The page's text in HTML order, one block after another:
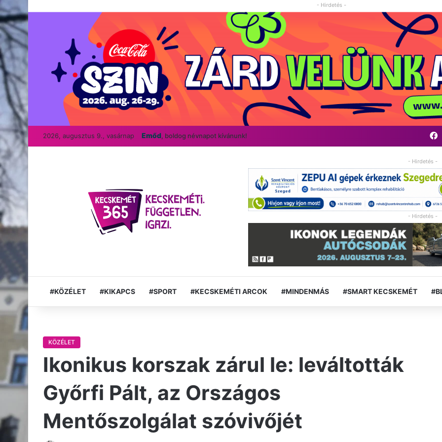
- Hirdetés -
2026, augusztus 9., vasárnap Emőd, boldog névnapot kívánunk!
- Hirdetés -
- Hirdetés -
#KÖZÉLET #KIKAPCS #SPORT #KECSKEMÉTI ARCOK #MINDENMÁS #SMART KECSKEMÉT
KÖZÉLET
Ikonikus korszak zárul le: leváltották
Győrfi Pált, az Országos
Mentőszolgálat szóvivőjét